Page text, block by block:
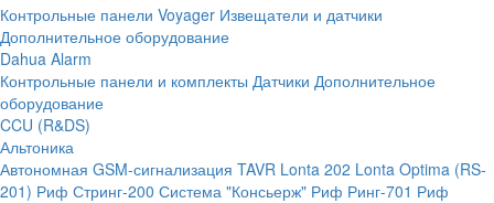
Контрольные панели Voyager Извещатели и датчики
Дополнительное оборудование
Dahua Alarm
Контрольные панели и комплекты Датчики Дополнительное
оборудование
CCU (R&DS)
Альтоника
Автономная GSM-сигнализация TAVR Lonta 202 Lonta Optima (RS-
201) Риф Стринг-200 Система "Консьерж" Риф Ринг-701 Риф